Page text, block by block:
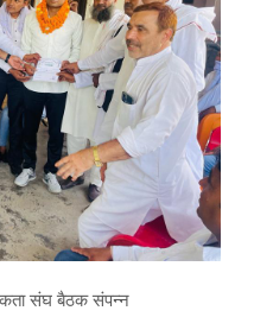
संघ बैठक संपन्न